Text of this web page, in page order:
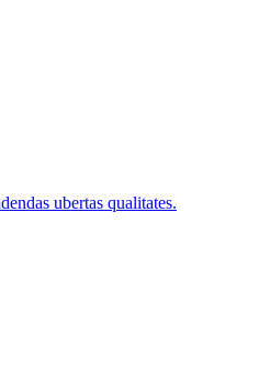
ubertas qualitates.